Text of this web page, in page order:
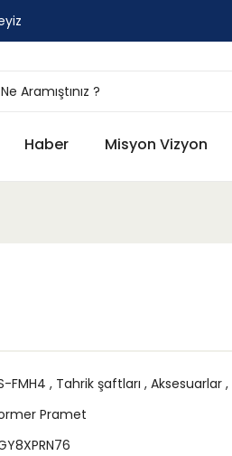
Haber Misyon Vizyon
FMH4 , Tahrik şaftları , Aksesuarlar ,
Pramet